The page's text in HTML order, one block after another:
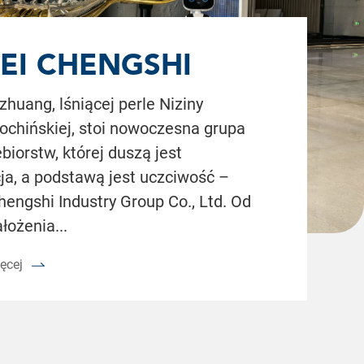
CHENGSHI
GROUP
LTD. J...
lśniącej perle Niziny
stoi nowoczesna grupa
której duszą jest
a podstawą jest uczciwość –
Industry Group Co., Ltd. Od